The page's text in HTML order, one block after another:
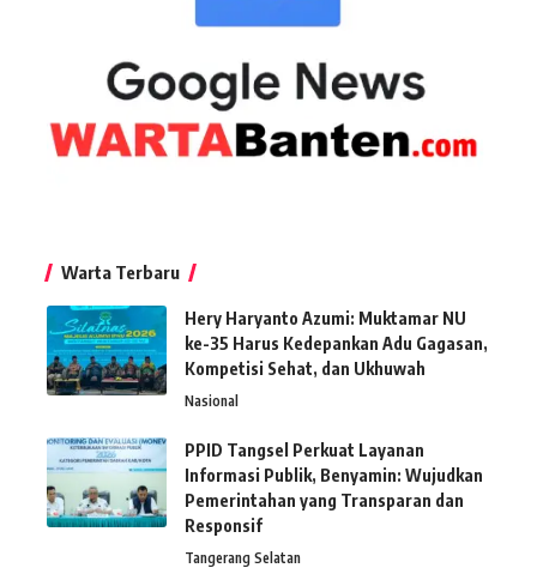
Warta Terbaru
Hery Haryanto Azumi: Muktamar NU
ke-35 Harus Kedepankan Adu Gagasan,
Kompetisi Sehat, dan Ukhuwah
Nasional
PPID Tangsel Perkuat Layanan
Informasi Publik, Benyamin: Wujudkan
Pemerintahan yang Transparan dan
Responsif
Tangerang Selatan